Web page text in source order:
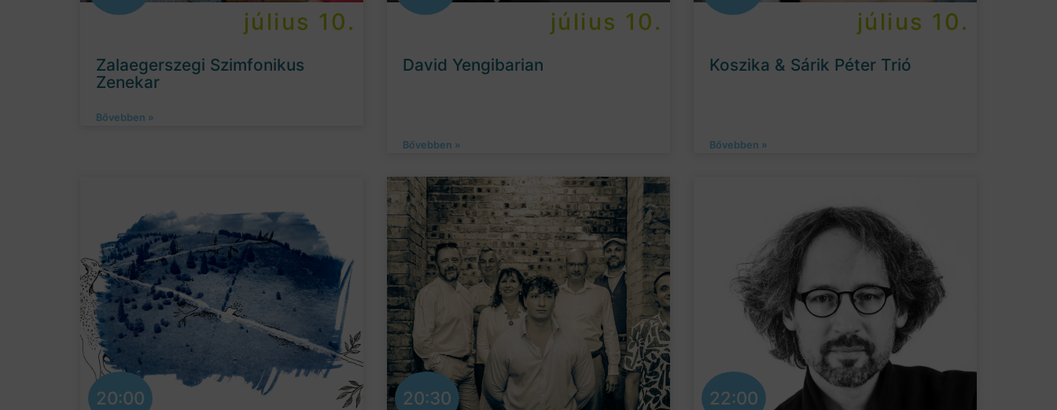
július 10.
Zalaegerszegi Szimfonikus
Zenekar
Bővebben »
július 10.
David Yengibarian
Bővebben »
július 10.
Koszika & Sárik Péter Trió
Bővebben »
20:00 20:30 22:00